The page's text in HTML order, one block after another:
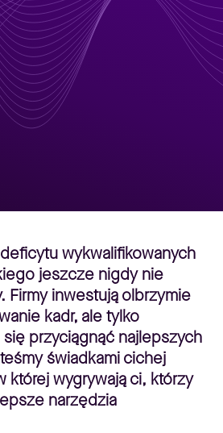
wykwalifikowanych
jeszcze nigdy nie
Firmy inwestują olbrzymie
kadr, ale tylko
przyciągnąć najlepszych
świadkami cichej
której wygrywają ci, którzy
narzędzia